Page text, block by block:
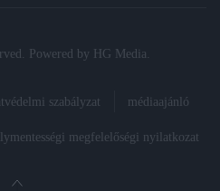
Powered by HG Media
szabályzat médiaajánló
megfelelőségi nyilatkozat